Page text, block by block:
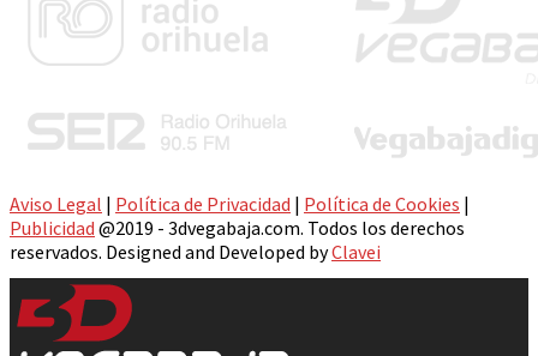
Aviso Legal | Política de Privacidad | Política de Cookies |
Publicidad @2019 - 3dvegabaja.com. Todos los derechos
reservados. Designed and Developed byClavei